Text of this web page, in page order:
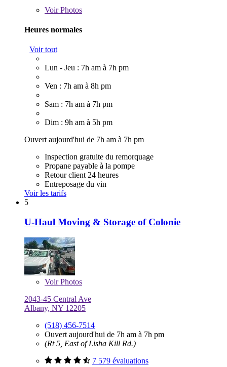
VoirPhotos
Heures normales
Voir tout
Lun - Jeu : 7h am à 7h pm
Ven : 7h am à 8h pm
Sam : 7h am à 7h pm
Dim : 9h am à 5h pm
Ouvert aujourd'hui de 7h am à 7h pm
Inspection gratuite du remorquage
Propane payable à la pompe
Retour client 24 heures
Entreposage du vin
Voir les tarifs
5
U-Haul Moving & Storage of Colonie
VoirPhotos
2043-45 Central Ave
Albany, NY 12205
(518) 456-7514
Ouvert aujourd'hui de 7h am à 7h pm
(Rt 5, East of Lisha Kill Rd.)
7 579 évaluations